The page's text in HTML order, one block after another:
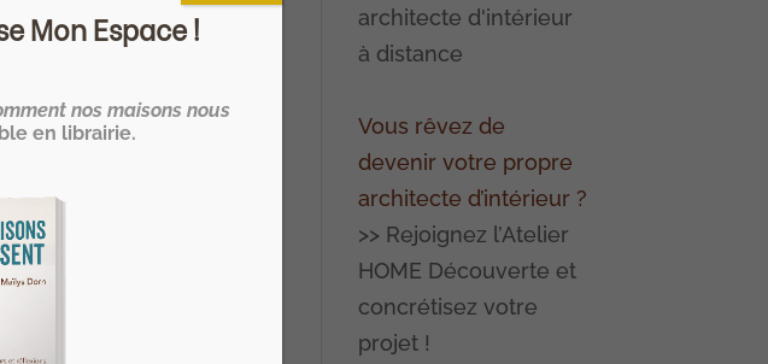
architecte d'intérieur
à distance
Vous rêvez de
devenir votre propre
architecte d’intérieur ?
>> Rejoignez l’Atelier
HOME Découverte et
concrétisez votre
projet !
Mon Espace !
nos maisons nous
en librairie.